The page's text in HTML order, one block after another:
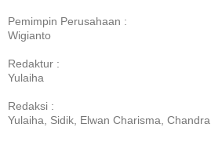
Pemimpin Perusahaan :
Wigianto
Redaktur :
Yulaiha
Redaksi :
Yulaiha, Sidik, Elwan Charisma,